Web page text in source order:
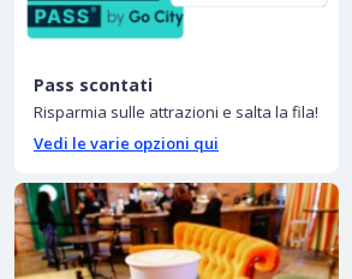
Pass scontati
Risparmia sulle attrazioni e salta la fila!
Vedi le varie opzioni qui